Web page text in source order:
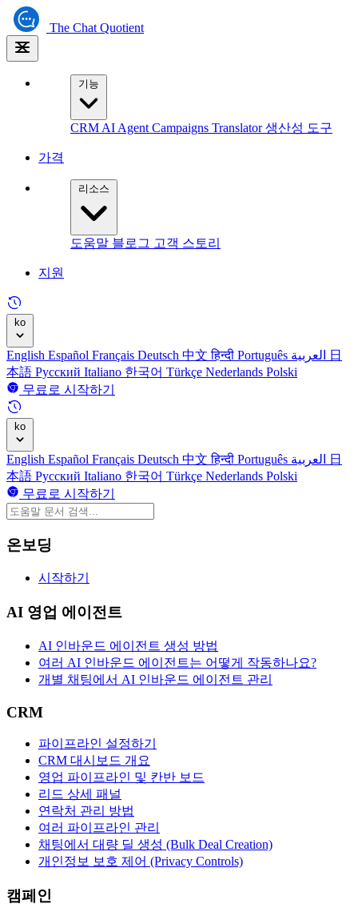
The Chat Quotient
기능
CRM AI Agent Campaigns Translator생산성 도구
가격
리소스
도움말 블로그 고객 스토리
지원
ko
English Español Français Deutsch 中文हिन्दी Português
日
本語 Русский Italiano 한국어 Türkçe Nederlands Polski
무료로 시작하기
ko
English Español Français Deutsch 中文हिन्दी Português
日
本語 Русский Italiano 한국어 Türkçe Nederlands Polski
무료로 시작하기
온보딩
시작하기
AI 영업 에이전트
AI 인바운드 에이전트 생성 방법
여러 AI 인바운드 에이전트는 어떻게 작동하나요?
개별 채팅에서 AI 인바운드 에이전트 관리
CRM
파이프라인 설정하기
CRM 대시보드 개요
영업 파이프라인 및 칸반 보드
리드 상세 패널
연락처 관리 방법
여러 파이프라인 관리
채팅에서 대량 딜 생성 (Bulk Deal Creation)
개인정보 보호 제어 (Privacy Controls)
캠페인